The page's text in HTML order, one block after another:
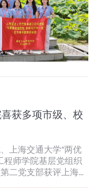
获多项市级、校
上海交通大学“两优
程师学院基层党组织
二党支部获评上海市